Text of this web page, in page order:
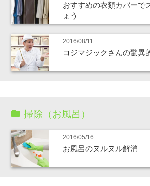
おすすめの衣類カバーで
ょう
2016/08/11
コジマジックさんの驚異
掃除（お風呂）
2016/05/16
お風呂のヌルヌル解消